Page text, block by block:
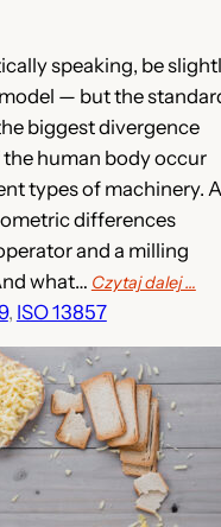
speaking, be
— but the
biggest divergence
human body occur
types of machinery.
differences
and a milling
what… Czytaj dalej …
, ISO 13857